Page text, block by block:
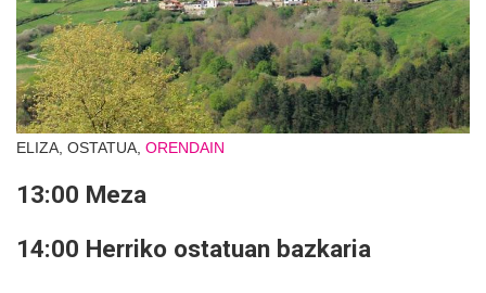
ELIZA, OSTATUA, ORENDAIN
13:00 Meza
14:00 Herriko ostatuan bazkaria